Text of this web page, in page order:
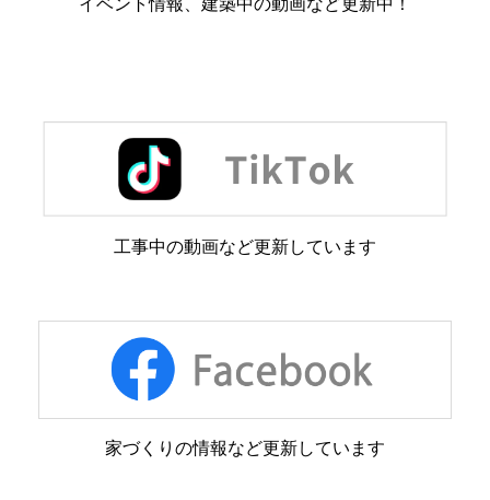
工事中の動画など更新しています
家づくりの情報など更新しています